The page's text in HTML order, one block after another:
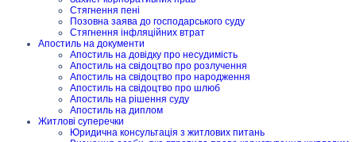
Стягнення пені
Позовна заява до господарського суду
Стягнення інфляційних втрат
Апостиль на документи
Апостиль на довідку про несудимість
Апостиль на свідоцтво про розлучення
Апостиль на свідоцтво про народження
Апостиль на свідоцтво про шлюб
Апостиль на рішення суду
Апостиль на диплом
Житлові суперечки
Юридична консультація з житлових питань